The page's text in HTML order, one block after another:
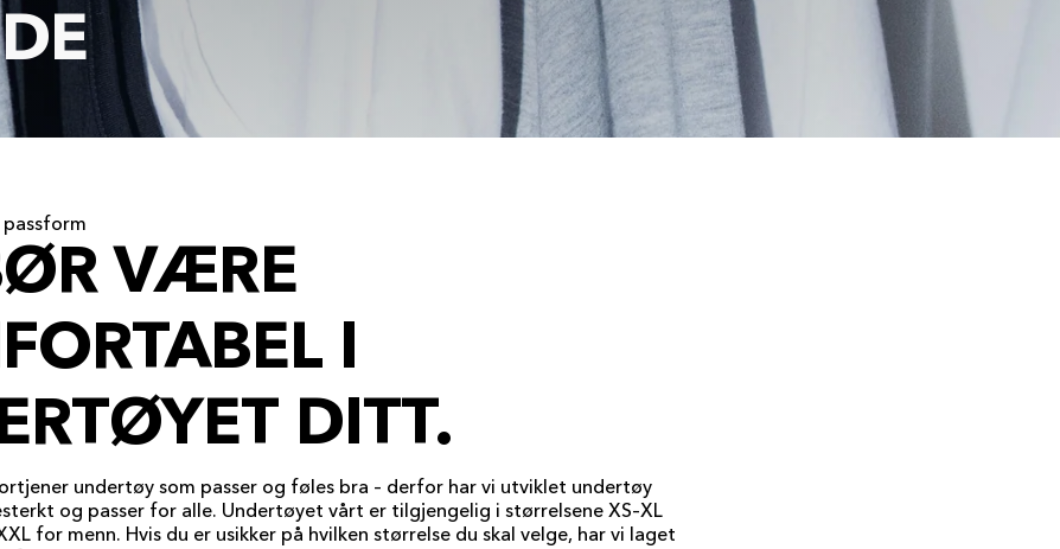
VÆRE
I
DITT.
undertøy som passer og føles bra – derfor har vi utviklet undertøy
og passer for alle. Undertøyet vårt er tilgjengelig i størrelsene XS–XL
for menn. Hvis du er usikker på hvilken størrelse du skal velge, har vi laget